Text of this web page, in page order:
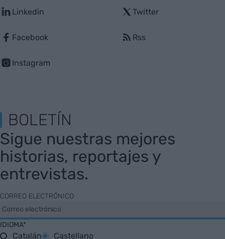
Linkedin
Facebook
Instagram
Twitter
Rss
BOLETÍN
Sigue nuestras mejores
historias, reportajes y
entrevistas.
CORREO ELECTRÓNICO
IDIOMA*
Catalán Castellano